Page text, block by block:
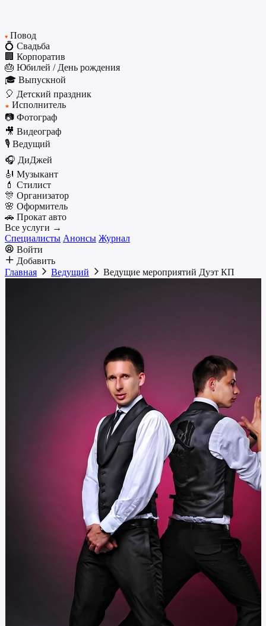
♥ Повод
💍 Свадьба
🏢 Корпоратив
🎂 Юбилей / День рождения
🎓 Выпускной
🎈 Детский праздник
★ Исполнитель
📷 Фотограф
🎥 Видеограф
🎙️ Ведущий
🎧 ДиДжей
🎻 Музыкант
💄 Стилист
🎊 Организатор
🌸 Оформитель
🚗 Прокат авто
Все услуги →
Специалисты Анонсы Журнал
Войти
Добавить
Главная
Ведущий Ведущие мероприятий Дуэт КП